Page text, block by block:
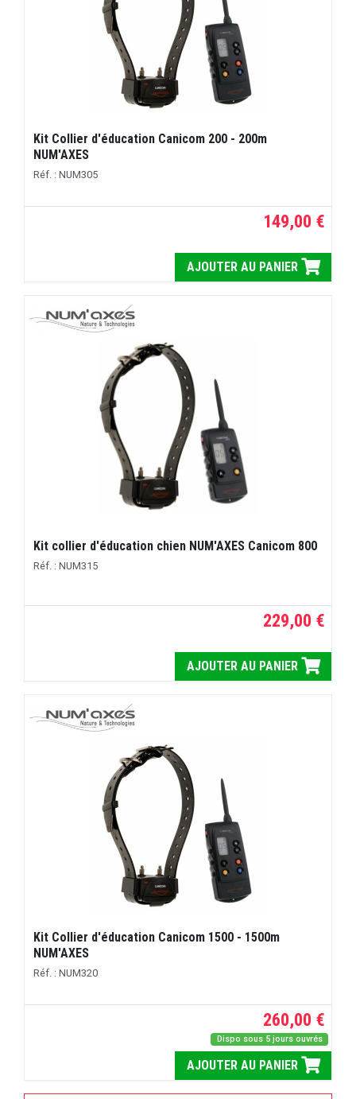
Kit Collier d'éducation Canicom 200 - 200m
NUM'AXES
Réf. : NUM305
149,00 €
AJOUTER AU PANIER
Kit collier d'éducation chien NUM'AXES Canicom 800
Réf. : NUM315
229,00 €
AJOUTER AU PANIER
Kit Collier d'éducation Canicom 1500 - 1500m
NUM'AXES
Réf. : NUM320
260,00 €
Dispo sous 5 jours ouvrés
AJOUTER AU PANIER